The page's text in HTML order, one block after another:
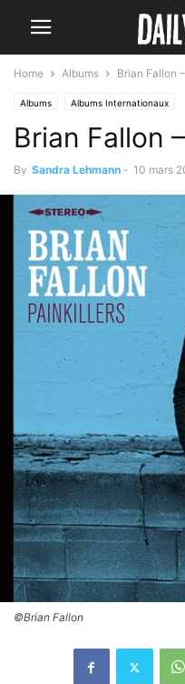
Home Albums Brian Fallon
Albums Albums Internationaux
Brian Fallon
By Sandra Lehmann - 10 mars
©Brian Fallon